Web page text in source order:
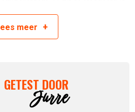
of bak je op meerdere niveaus
het makkelijk om rookhout toe te
compleet startpakket – je kunt dus
meer +
GETEST DOOR
Jurre